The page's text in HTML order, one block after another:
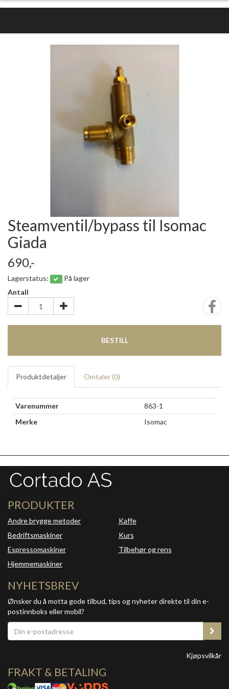
Steamventil/bypass til Isomac
Giada
690,-
Lagerstatus:
På lager
Antall
BESTILL
Produktdetaljer Omtaler (0)
Varenummer
863-1
Merke
Isomac
PRODUKTER
Andre brygge metoder
Bedriftsmaskiner
Espressomaskiner
Hjemmemaskiner
Kaffe
Kurs
Tilbehør og rens
NYHETSBREV
Ønsker du å motta gode tilbud, tips og nyheter direkte til din e-
postinnboks eller mobil?
Kjøpsvilkår
FRAKT & BETALING